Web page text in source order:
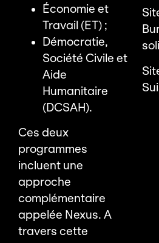
Économie et
Travail (ET) ;
Démocratie,
Société Civile et
Aide
Humanitaire
(DCSAH).
Ces deux
programmes
incluent une
approche
complémentaire
appelée Nexus. A
travers cette